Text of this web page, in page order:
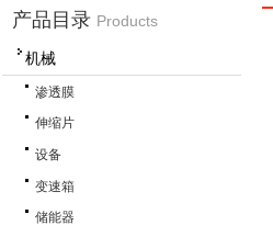
产品目录 Products
机械
渗透膜
伸缩片
设备
变速箱
储能器